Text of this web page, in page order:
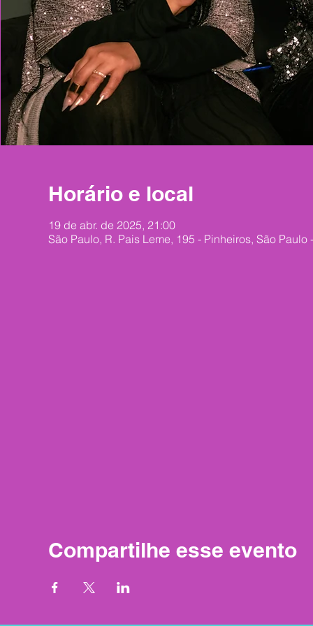
Horário e local
19 de abr. de 2025, 21:00
São Paulo, R. Pais Leme, 195 - Pinheiros, São Paulo
Compartilhe esse evento